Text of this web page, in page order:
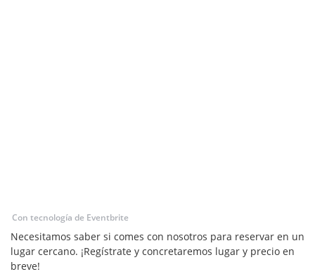
Con tecnología de Eventbrite
Necesitamos saber si comes con nosotros para reservar en un
lugar cercano. ¡Regístrate y concretaremos lugar y precio en
breve!